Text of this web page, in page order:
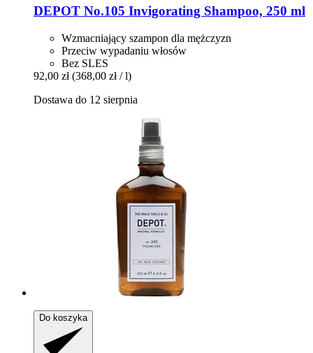
DEPOT No.105 Invigorating Shampoo, 250 ml
Wzmacniający szampon dla mężczyzn
Przeciw wypadaniu włosów
Bez SLES
92,00 zł (368,00 zł / l)
Dostawa do 12 sierpnia
Do koszyka